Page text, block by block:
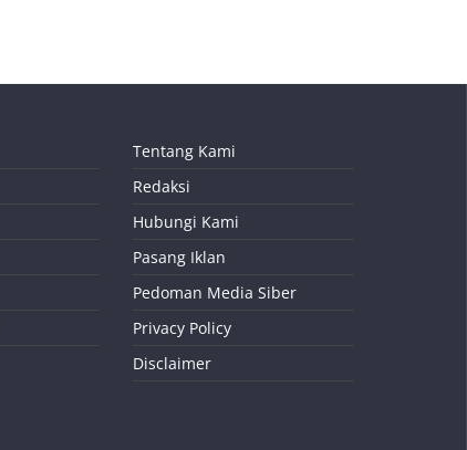
Tentang Kami
Redaksi
Hubungi Kami
Pasang Iklan
Pedoman Media Siber
Privacy Policy
Disclaimer